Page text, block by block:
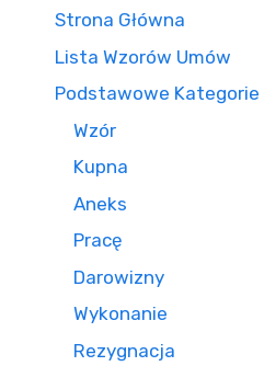
Strona Główna
Lista Wzorów Umów
Podstawowe Kategorie
Wzór
Kupna
Aneks
Pracę
Darowizny
Wykonanie
Rezygnacja